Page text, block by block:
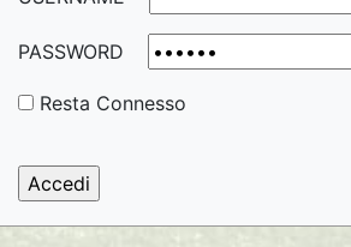
PASSWORD
Resta Connesso